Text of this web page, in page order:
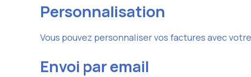
Personnalisation
Vous pouvez personnaliser vos factures avec
Envoi par email